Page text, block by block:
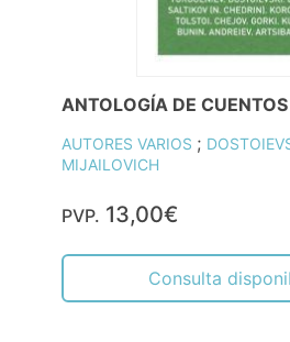
ANTOLOGÍA DE
AUTORES VARIOS ;
MIJAILOVICH
PVP. 13,00€
Consulta